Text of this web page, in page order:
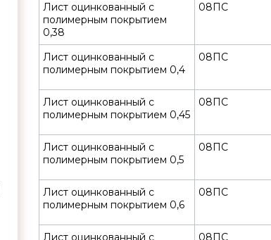
Лист оцинкованный с
полимерным покрытием
0,38
08ПС
Лист оцинкованный с
полимерным покрытием 0,4
08ПС
Лист оцинкованный с
полимерным покрытием 0,45
08ПС
Лист оцинкованный с
полимерным покрытием 0,5
08ПС
Лист оцинкованный с
полимерным покрытием 0,6
08ПС
Лист оцинкованный с
08ПС